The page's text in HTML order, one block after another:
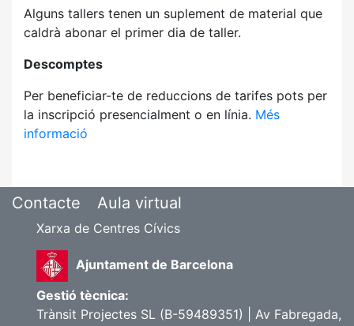
Alguns tallers tenen un suplement de material que
caldrà abonar el primer dia de taller.
Descomptes
Per beneficiar-te de reduccions de tarifes pots per
la inscripció presencialment o en línia. Més
informació
Contacte Aula virtual
Xarxa de Centres Cívics
Ajuntament de Barcelona
Gestió tècnica:
Trànsit Projectes SL (B-59489351) | Av Fabregada,